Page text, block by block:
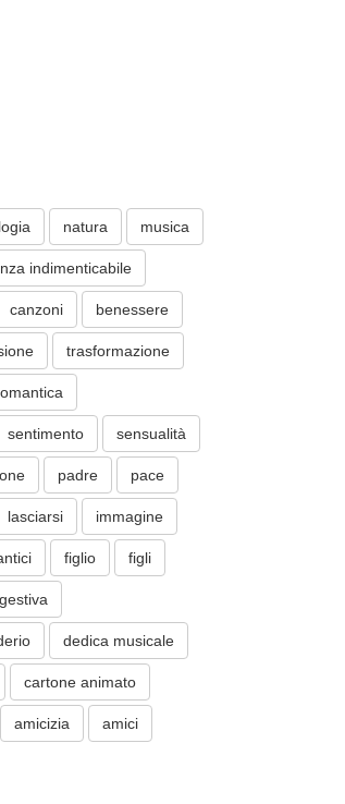
natura musica
indimenticabile
canzoni benessere
trasformazione
sentimento sensualità
padre pace
lasciarsi immagine
figlio figli
dedica musicale
cartone animato
amicizia amici